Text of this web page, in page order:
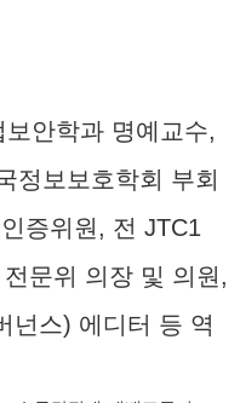
보안학과 명예교수,
정보보호학회 부회
증위원, 전 JTC1
문위 의장 및 의원,
넌스) 에디터 등 역